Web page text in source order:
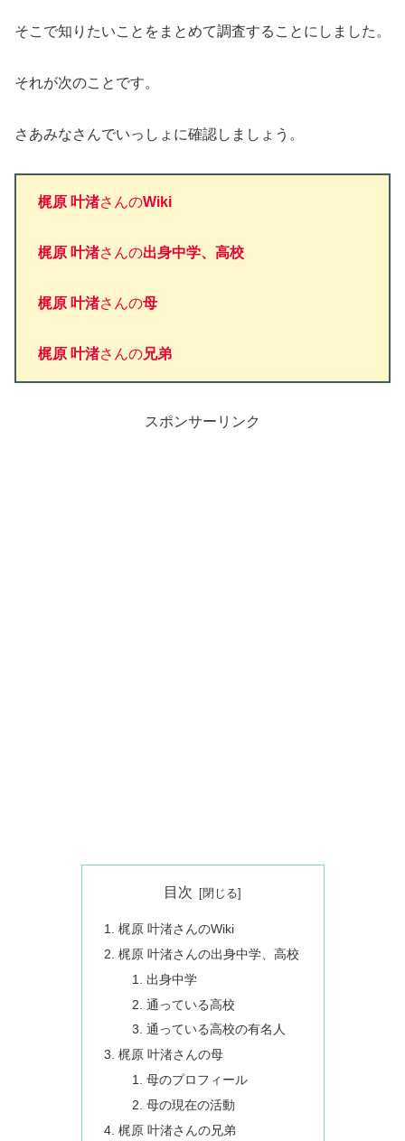
そこで知りたいことをまとめて調査することにしました。
それが次のことです。
さあみなさんでいっしょに確認しましょう。
梶原 叶渚さんのWiki
梶原 叶渚さんの出身中学、高校
梶原 叶渚さんの母
梶原 叶渚さんの兄弟
スポンサーリンク
目次
梶原 叶渚さんのWiki
梶原 叶渚さんの出身中学、高校
出身中学
通っている高校
通っている高校の有名人
梶原 叶渚さんの母
母のプロフィール
母の現在の活動
梶原 叶渚さんの兄弟